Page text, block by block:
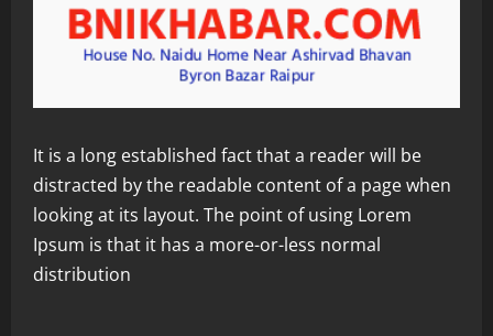
It is a long established fact that a reader will be
distracted by the readable content of a page when
looking at its layout. The point of using Lorem
Ipsum is that it has a more-or-less normal
distribution